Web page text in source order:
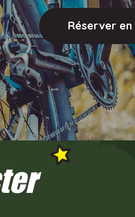
Réserver